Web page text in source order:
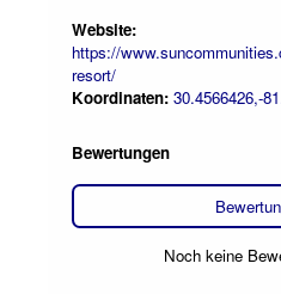
Website:
https://
resort/
Koordinaten: 30.4566426,-
Bewertungen
Noch keine